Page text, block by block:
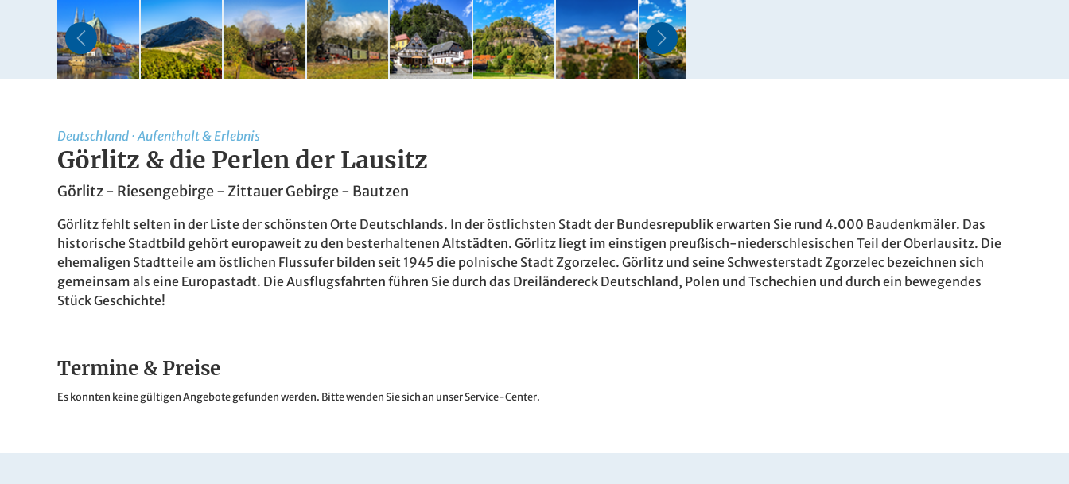
Deutschland ·Aufenthalt & Erlebnis
Görlitz & die Perlen der Lausitz
Görlitz - Riesengebirge - Zittauer Gebirge - Bautzen
Görlitz fehlt selten in der Liste der schönsten Orte Deutschlands. In der östlichsten Stadt der Bundesrepublik erwarten Sie rund 4.000 Baudenkmäler. Das
historische Stadtbild gehört europaweit zu den besterhaltenen Altstädten. Görlitz liegt im einstigen preußisch-niederschlesischen Teil der Oberlausitz. Die
ehemaligen Stadtteile am östlichen Flussufer bilden seit 1945 die polnische Stadt Zgorzelec. Görlitz und seine Schwesterstadt Zgorzelec bezeichnen sich
gemeinsam als eine Europastadt. Die Ausflugsfahrten führen Sie durch das Dreiländereck Deutschland, Polen und Tschechien und durch ein bewegendes
Stück Geschichte!
Termine & Preise
Es konnten keine gültigen Angebote gefunden werden. Bitte wenden Sie sich an unser Service-Center.